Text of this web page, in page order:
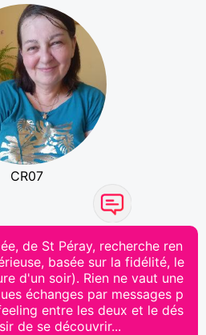
CR07
de St Péray, recherche ren
basée sur la fidélité, le
d'un soir). Rien ne vaut une
échanges par messages p
entre les deux et le dés
de se découvrir...